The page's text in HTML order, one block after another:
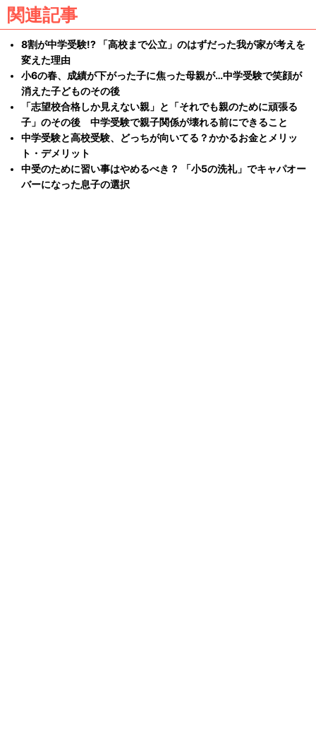
関連記事
8割が中学受験!? 「高校まで公立」のはずだった我が家が考えを
変えた理由
小6の春、成績が下がった子に焦った母親が…中学受験で笑顔が
消えた子どものその後
「志望校合格しか見えない親」と「それでも親のために頑張る
子」のその後 中学受験で親子関係が壊れる前にできること
中学受験と高校受験、どっちが向いてる？かかるお金とメリッ
ト・デメリット
中受のために習い事はやめるべき？ 「小5の洗礼」でキャパオー
バーになった息子の選択